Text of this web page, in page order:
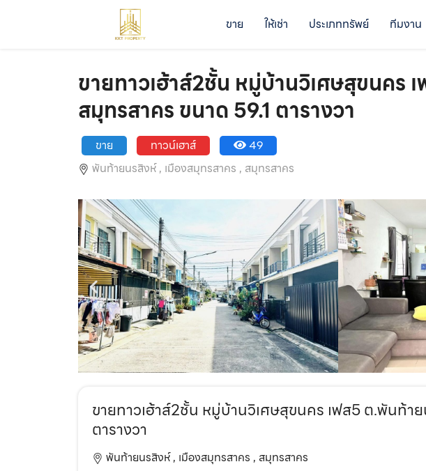
ขาย ให้เช่า ประเภททรัพย์ ทีมงาน
ขายทาวเฮ้าส์2ชั้น หมู่บ้านวิเศษสุขนคร
สมุทรสาคร ขนาด 59.1 ตารางวา
ขาย ทาวน์เฮาส์
49
พันท้ายนรสิงห์ , เมืองสมุทรสาคร , สมุทรสาคร
ขายทาวเฮ้าส์2ชั้น หมู่บ้านวิเศษสุขนคร เฟส5 ต.พันท้า
ตารางวา
พันท้ายนรสิงห์ , เมืองสมุทรสาคร , สมุทรสาคร